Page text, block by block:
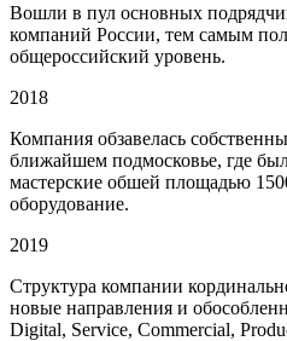
Вошли в пул основных
компаний России, тем самым
общероссийский уровень.
2018
Компания обзавелась
ближайшем подмосковье, где
мастерские обшей площадью
оборудование.
2019
Структура компании
новые направления и
Digital, Service, Commercial,